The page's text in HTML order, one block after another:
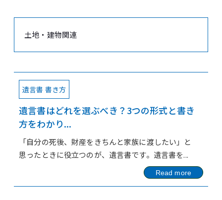
土地・建物関連
遺言書 書き方
遺言書はどれを選ぶべき？3つの形式と書き
方をわかり...
「自分の死後、財産をきちんと家族に渡したい」と
思ったときに役立つのが、遺言書です。遺言書を...
Read more